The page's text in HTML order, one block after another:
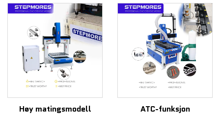
Høy matingsmodell ATC-funksjon